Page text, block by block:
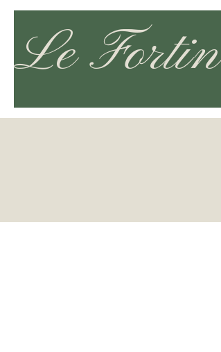
Le Fortin